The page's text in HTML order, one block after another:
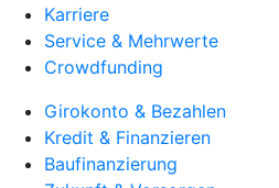
Karriere
Service & Mehrwerte
Crowdfunding
Girokonto & Bezahlen
Kredit & Finanzieren
Baufinanzierung